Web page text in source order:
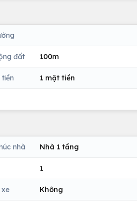
đất 100m
1 mặt tiền
nhà Nhà 1 tầng
1
xe Không